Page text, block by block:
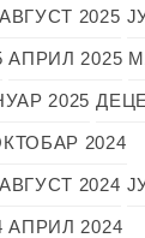
АВГУСТ 2025
АПРИЛ 2025
2025
2024
АВГУСТ 2024
АПРИЛ 2024